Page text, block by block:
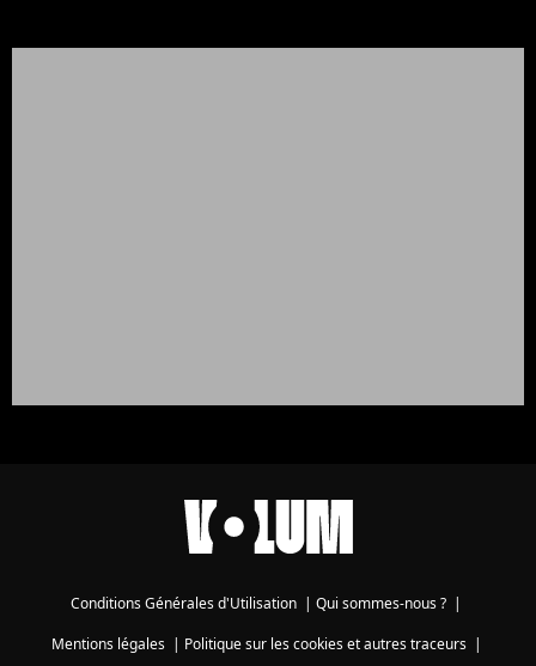
Conditions Générales d'Utilisation | Qui sommes-nous ? |
Mentions légales| Politique sur les cookies et autres traceurs|